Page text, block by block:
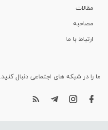
مقالات
مصاحبه
ارتباط با ما
ما را در شبکه های اجتماعی دنبال کنید.